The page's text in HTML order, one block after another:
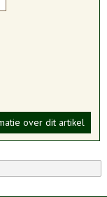
over dit artikel